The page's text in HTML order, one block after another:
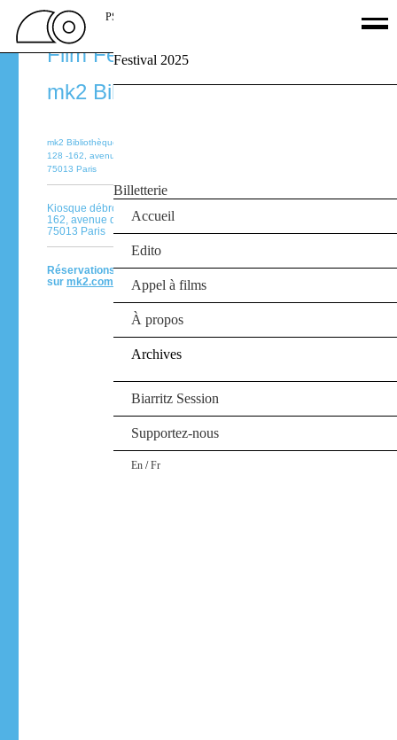
PSSFF
Festival 2025
Billetterie
Accueil
Edito
Appel à films
À propos
Archives
Biarritz Session
Supportez-nous
En /Fr
Paris Surf & Skateboard
Film Festival 22‑25.09.16
mk2 Bibliothèque
mk2 Bibliothèque
128 -162, avenue de France
75013 Paris
Kiosque débrouï-art
162, avenue de France
75013 Paris
Réservations
sur mk2.com